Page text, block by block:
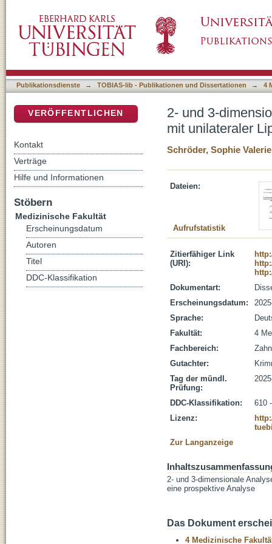
Kiefer-Gaumenspalte-eine prospektive
Publikationsdienste → TOBIAS-lib - Publikationen und Dissertationen → 4
2- und 3-
mit unilateraler
Schröder, Sophie
Dateien:
Aufrufstatistik
Zitierfähiger Link
(URI):
Dokumentart:
Erscheinungsdatum:
Sprache:
Fakultät:
4
Fachbereich:
Gutachter:
Tag der mündl.
Prüfung:
DDC-Klassifikation:
610
Lizenz:
Zur Langanzeige
2- und 3-dimensionale
eine prospektive Analyse
Das Dokument
4 Medizinische
VERÖFFENTLICHEN
Kontakt
Verträge
Hilfe und Informationen
Stöbern
Medizinische Fakultät
Erscheinungsdatum
Autoren
Titel
DDC-Klassifikation